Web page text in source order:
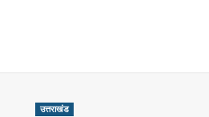
उत्तराखंड